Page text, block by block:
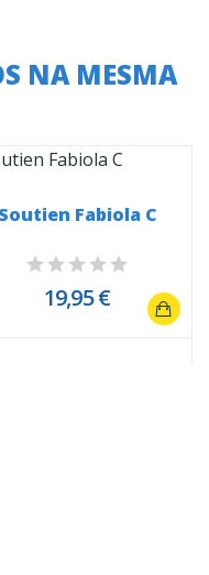
NA MESMA
Soutien Fabiola C
19,95 €